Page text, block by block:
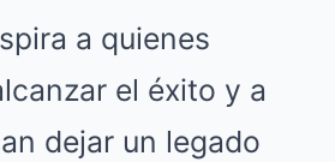
a quienes
el éxito y a
dejar un legado